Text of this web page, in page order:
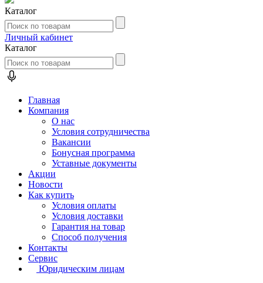
Каталог
Личный кабинет
Каталог
Главная
Компания
О нас
Условия сотрудничества
Вакансии
Бонусная программа
Уставные документы
Акции
Новости
Как купить
Условия оплаты
Условия доставки
Гарантия на товар
Способ получения
Контакты
Сервис
Юридическим лицам